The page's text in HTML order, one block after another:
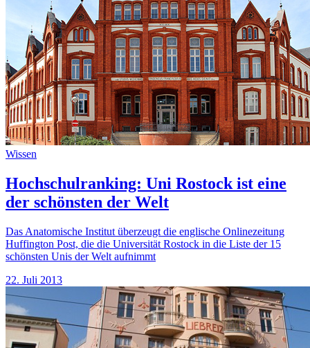
Wissen
Hochschulranking: Uni Rostock ist eine
der schönsten der Welt
Das Anatomische Institut überzeugt die englische Onlinezeitung
Huffington Post, die die Universität Rostock in die Liste der 15
schönsten Unis der Welt aufnimmt
22. Juli 2013